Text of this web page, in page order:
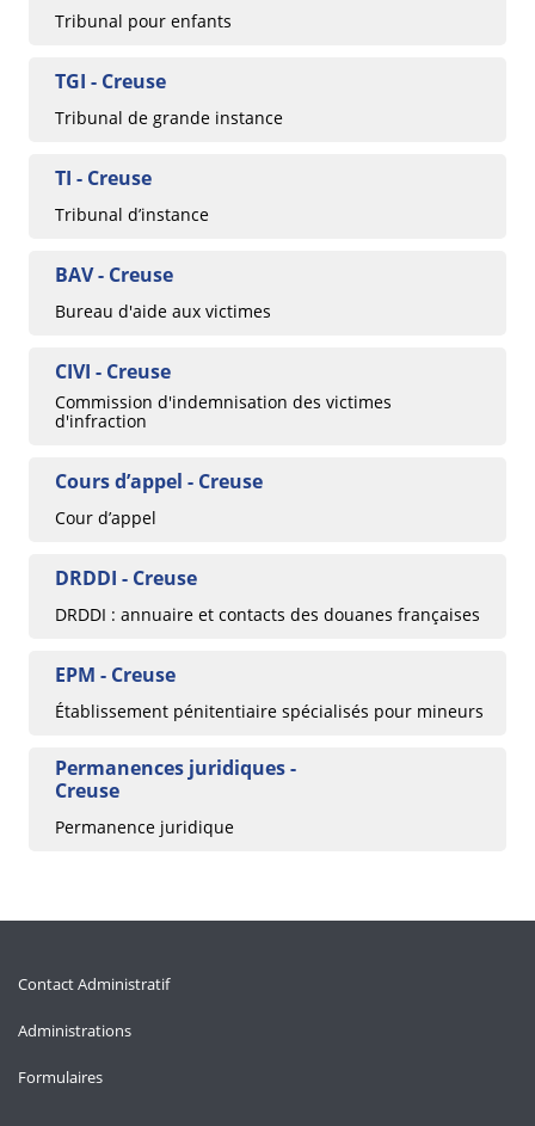
Tribunal pour enfants
TGI - Creuse
Tribunal de grande instance
TI - Creuse
Tribunal d’instance
BAV - Creuse
Bureau d'aide aux victimes
CIVI - Creuse
Commission d'indemnisation des victimes
d'infraction
Cours d’appel - Creuse
Cour d’appel
DRDDI - Creuse
DRDDI : annuaire et contacts des douanes françaises
EPM - Creuse
Établissement pénitentiaire spécialisés pour mineurs
Permanences juridiques -
Creuse
Permanence juridique
Contact Administratif
Administrations
Formulaires